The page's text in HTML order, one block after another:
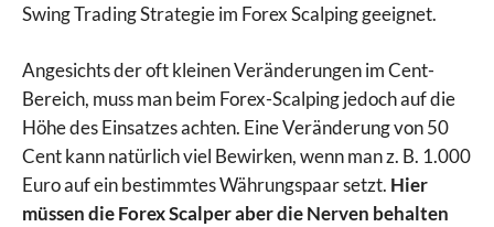
Swing Trading Strategie im Forex Scalping geeignet.
Angesichts der oft kleinen Veränderungen im Cent-
Bereich, muss man beim Forex-Scalping jedoch auf die
Höhe des Einsatzes achten. Eine Veränderung von 50
Cent kann natürlich viel Bewirken, wenn man z. B. 1.000
Euro auf ein bestimmtes Währungspaar setzt. Hier
müssen die Forex Scalper aber die Nerven behalten